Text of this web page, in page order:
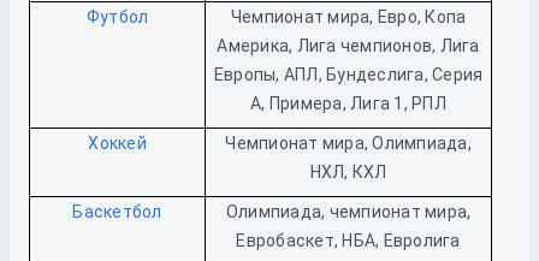
Футбол
Чемпионат мира, Евро, Копа
Америка, Лига чемпионов, Лига
Европы, АПЛ, Бундеслига, Серия
А, Примера, Лига 1, РПЛ
Хоккей
Чемпионат мира, Олимпиада,
НХЛ, КХЛ
Баскетбол
Олимпиада, чемпионат мира,
Евробаскет, НБА, Евролига